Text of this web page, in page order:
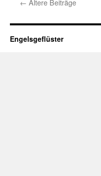
← Ältere Beiträge
Engelsgeflüster